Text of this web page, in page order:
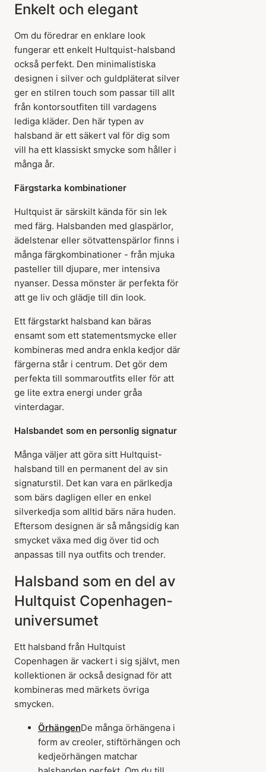
Enkelt och elegant
Om du föredrar en enklare look
fungerar ett enkelt Hultquist-halsband
också perfekt. Den minimalistiska
designen i silver och guldpläterat silver
ger en stilren touch som passar till allt
från kontorsoutfiten till vardagens
lediga kläder. Den här typen av
halsband är ett säkert val för dig som
vill ha ett klassiskt smycke som håller i
många år.
Färgstarka kombinationer
Hultquist är särskilt kända för sin lek
med färg. Halsbanden med glaspärlor,
ädelstenar eller sötvattenspärlor finns i
många färgkombinationer - från mjuka
pasteller till djupare, mer intensiva
nyanser. Dessa mönster är perfekta för
att ge liv och glädje till din look.
Ett färgstarkt halsband kan bäras
ensamt som ett statementsmycke eller
kombineras med andra enkla kedjor där
färgerna står i centrum. Det gör dem
perfekta till sommaroutfits eller för att
ge lite extra energi under gråa
vinterdagar.
Halsbandet som en personlig signatur
Många väljer att göra sitt Hultquist-
halsband till en permanent del av sin
signaturstil. Det kan vara en pärlkedja
som bärs dagligen eller en enkel
silverkedja som alltid bärs nära huden.
Eftersom designen är så mångsidig kan
smycket växa med dig över tid och
anpassas till nya outfits och trender.
Halsband som en del av
Hultquist Copenhagen-
universumet
Ett halsband från Hultquist
Copenhagen är vackert i sig självt, men
kollektionen är också designad för att
kombineras med märkets övriga
smycken.
ÖrhängenDe många örhängena i
form av creoler, stiftörhängen och
kedjeörhängen matchar